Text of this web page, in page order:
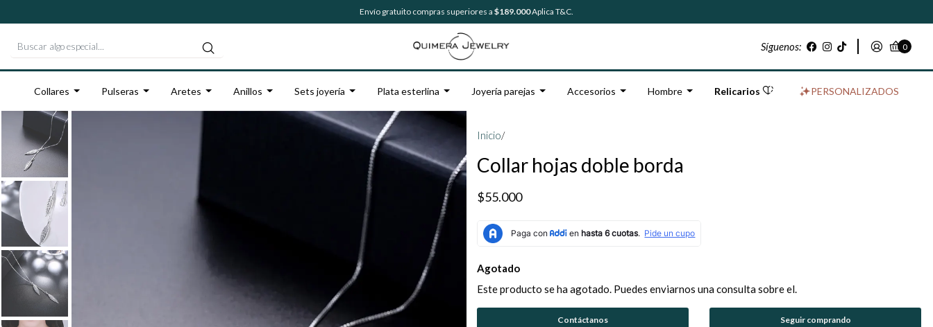
Envío gratuito compras superiores a $189.000Aplica T&C.
Síguenos: 0
Collares Pulseras Aretes Anillos Sets joyería Plata esterlina Joyería parejas Accesorios Hombre Relicarios PERSONALIZADOS
Inicio/
Collar hojas doble borda
$55.000
Agotado
Este producto se ha agotado. Puedes enviarnos una consulta sobre el.
Contáctanos Seguir comprando